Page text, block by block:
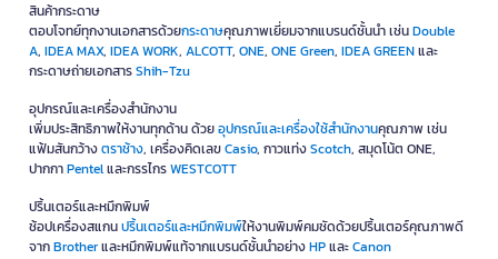
สินค้ากระดาษ
ตอบโจทย์ทุกงานเอกสารด้วยกระดาษคุณภาพเยี่ยมจากแบรนด์ชั้นนำ เช่นDouble
A, IDEA MAX, IDEA WORK, ALCOTT, ONE, ONE Green, IDEA GREENและ
กระดาษถ่ายเอกสารShih-Tzu
อุปกรณ์และเครื่องสำนักงาน
เพิ่มประสิทธิภาพให้งานทุกด้าน ด้วยอุปกรณ์และเครื่องใช้สำนักงานคุณภาพ เช่น
แฟ้มสันกว้างตราช้าง, เครื่องคิดเลขCasio, กาวแท่งScotch, สมุดโน้ต ONE,
ปากกาPentelและกรรไกรWESTCOTT
ปริ้นเตอร์และหมึกพิมพ์
ช้อปเครื่องสแกนปริ้นเตอร์และหมึกพิมพ์ให้งานพิมพ์คมชัดด้วยปริ้นเตอร์คุณภาพดี
จากBrotherและหมึกพิมพ์แท้จากแบรนด์ชั้นนำอย่างHPและCanon